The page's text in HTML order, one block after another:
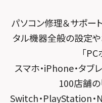
スマホスピタル 大森
スマホスピタル練馬
スマホスピタル 神田
スマホスピタル三軒
スマホスピタル宇
スマホスピタル烏丸
スマホスピタル 京
スマホスピタル 福
パソコン修理＆サポー
タル機器全般の設定
「
スマホ・iPhone・タブ
100店舗の
Switch・PlayStation